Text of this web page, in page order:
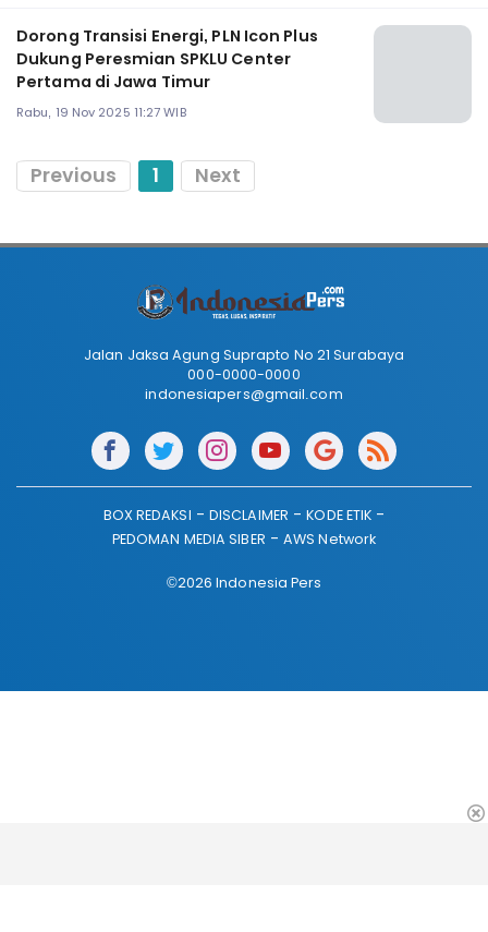
Dorong Transisi Energi, PLN Icon Plus
Dukung Peresmian SPKLU Center
Pertama di Jawa Timur
Rabu, 19 Nov 2025 11:27 WIB
Previous 1 Next
Jalan Jaksa Agung Suprapto No 21 Surabaya
000-0000-0000
indonesiapers@gmail.com
BOX REDAKSI DISCLAIMER
KODE ETIK
PEDOMAN MEDIA SIBER
AWS Network
©2026 Indonesia Pers